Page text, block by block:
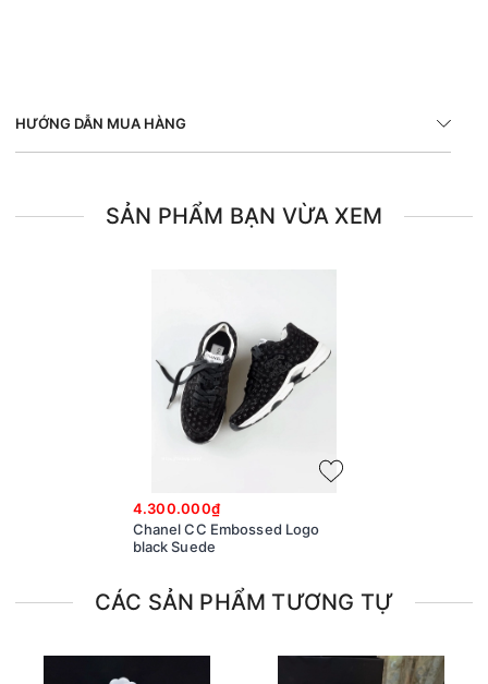
HƯỚNG DẪN MUA HÀNG
SẢN PHẨM BẠN VỪA XEM
4.300.000₫
Chanel CC Embossed Logo
black Suede
CÁC SẢN PHẨM TƯƠNG TỰ